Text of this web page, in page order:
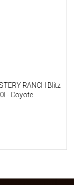
RANCH Blitz
- Coyote